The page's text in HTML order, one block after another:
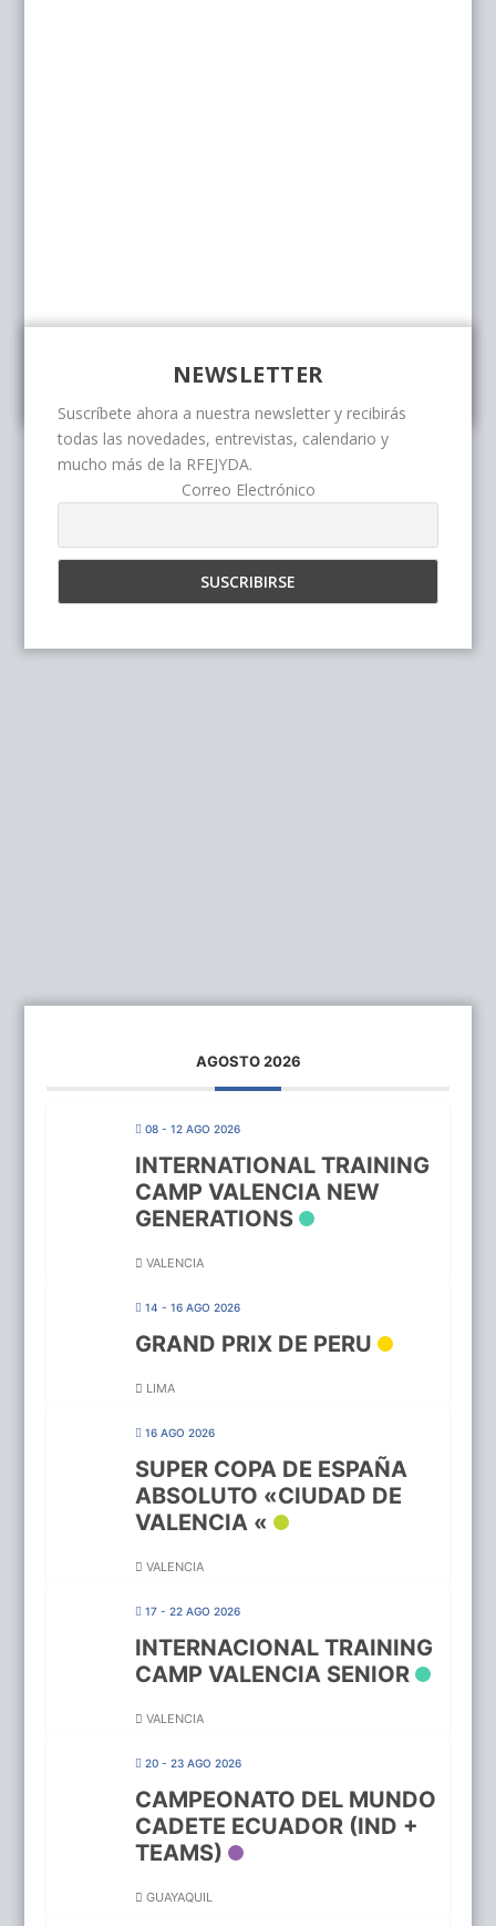
NEWSLETTER
Suscríbete ahora a nuestra newsletter y recibirás
todas las novedades, entrevistas, calendario y
mucho más de la RFEJYDA.
Correo Electrónico
AGOSTO 2026
08 - 12 AGO 2026
INTERNATIONAL TRAINING
CAMP VALENCIA NEW
GENERATIONS
VALENCIA
14 - 16 AGO 2026
GRAND PRIX DE PERU
LIMA
16 AGO 2026
SUPER COPA DE ESPAÑA
ABSOLUTO «CIUDAD DE
VALENCIA «
VALENCIA
17 - 22 AGO 2026
INTERNACIONAL TRAINING
CAMP VALENCIA SENIOR
VALENCIA
20 - 23 AGO 2026
CAMPEONATO DEL MUNDO
CADETE ECUADOR (IND +
TEAMS)
GUAYAQUIL